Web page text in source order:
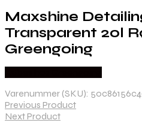
Maxshine
Transparent 20l
Greengoing
Varenummer (SKU):
Previous Product
Next Product